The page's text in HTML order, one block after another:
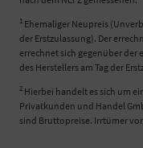
1 Ehemaliger Neupreis
der Erstzulassung). Der
errechnet sich gegenüber
des Herstellers am Tag der
2 Hierbei handelt es sich um
Privatkunden und Handel
sind Bruttopreise. Irrtümer